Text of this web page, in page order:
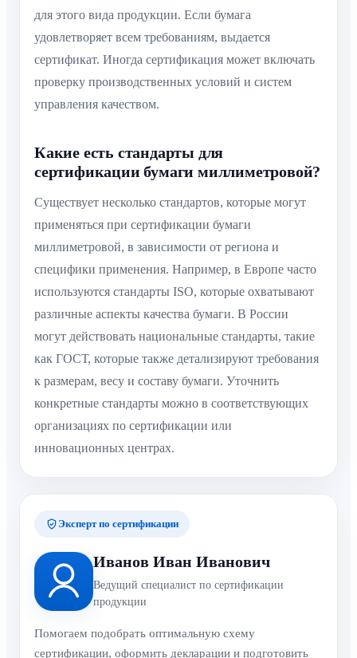
для этого вида продукции. Если бумага
удовлетворяет всем требованиям, выдается
сертификат. Иногда сертификация может включать
проверку производственных условий и систем
управления качеством.
Какие есть стандарты для
сертификации бумаги миллиметровой?
Существует несколько стандартов, которые могут
применяться при сертификации бумаги
миллиметровой, в зависимости от региона и
специфики применения. Например, в Европе часто
используются стандарты ISO, которые охватывают
различные аспекты качества бумаги. В России
могут действовать национальные стандарты, такие
как ГОСТ, которые также детализируют требования
к размерам, весу и составу бумаги. Уточнить
конкретные стандарты можно в соответствующих
организациях по сертификации или
инновационных центрах.
Эксперт по сертификации
Иванов Иван Иванович
Ведущий специалист по сертификации
продукции
Помогаем подобрать оптимальную схему
сертификации, оформить декларации и подготовить